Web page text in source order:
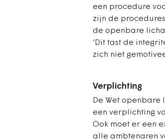
een procedure
zijn de
de openbare
‘Dit tast de
zich niet
Verplichting
De Wet openbare
een verplichting
Ook moet er een
alle ambtenaren